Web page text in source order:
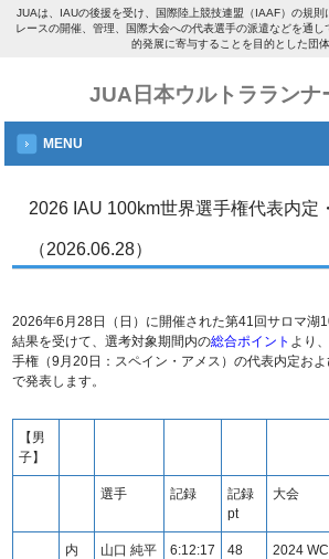
JUAは、IAUの後援を受け、国際陸上競技連盟（IAAF）の規則
レースの開催、管理、国際大会への代表選手の派遣などを通
的発展に寄与することを目的とした団体
JUA日本ウルトラランナ
MENU
2026 IAU 100km世界選手権代表内定
（2026.06.28）
2026年6月28日（日）に開催された第41回サロマ湖
結果を受けて、選考対象期間内の総合ポイント より
手権（9月20日：スペイン・アメス）の代表内定お
で発表します。
【男
子】
選手 記録
記録
pt
大会
内
山口 純平 6:12:17 48 2024